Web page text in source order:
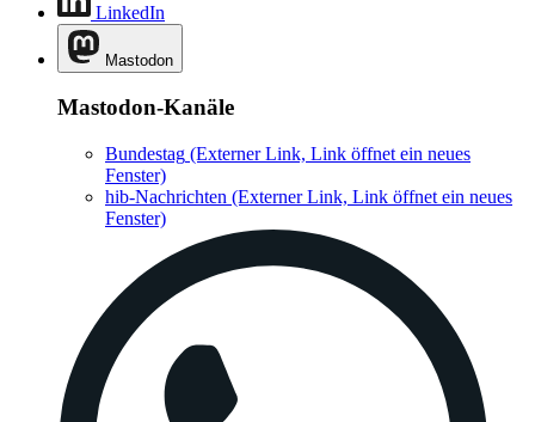
LinkedIn
Mastodon
Mastodon-Kanäle
Bundestag (Externer Link, Link öffnet ein neues
Fenster)
hib-Nachrichten (Externer Link, Link öffnet ein neues
Fenster)